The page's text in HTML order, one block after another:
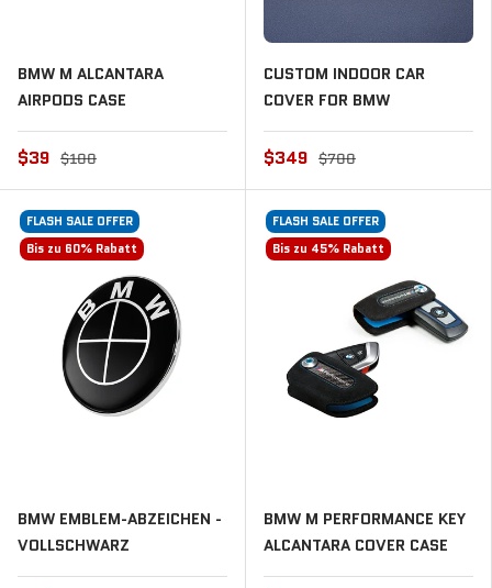
BMW M ALCANTARA
AIRPODS CASE
$39 $100
CUSTOM INDOOR CAR
COVER FOR BMW
$349 $700
FLASH SALE OFFER
Bis zu 60% Rabatt
BMW EMBLEM-ABZEICHEN -
VOLLSCHWARZ
FLASH SALE OFFER
Bis zu 45% Rabatt
BMW M PERFORMANCE KEY
ALCANTARA COVER CASE